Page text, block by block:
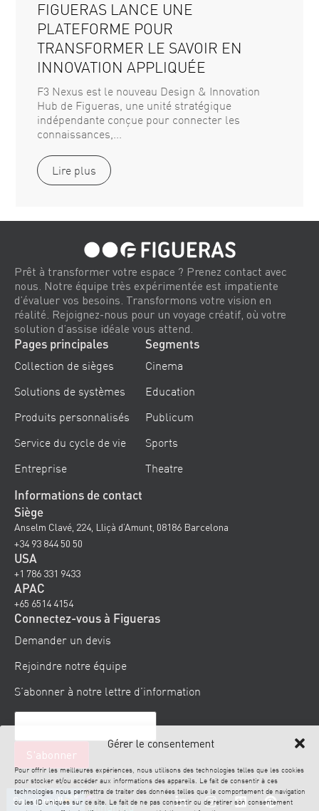
Gérer le consentement
Pour offrir les meilleures expériences, nous utilisons des technologies telles que les cookies
pour stocker et/ou accéder aux informations des appareils. Le fait de consentir à ces
technologies nous permettra de traiter des données telles que le comportement de navigation
ou les ID uniques sur ce site. Le fait de ne pas consentir ou de retirer son consentement
FIGUERAS LANCE UNE
PLATEFORME POUR
TRANSFORMER LE SAVOIR EN
INNOVATION APPLIQUÉE
F3 Nexus est le nouveau Design & Innovation
Hub de Figueras, une unité stratégique
indépendante conçue pour connecter les
connaissances,...
Lire plus
Prêt à transformer votre espace ? Prenez contact avec
nous. Notre équipe très expérimentée est impatiente
d’évaluer vos besoins. Transformons votre vision en
réalité. Rejoignez-nous pour un voyage créatif, où votre
solution d’assise idéale vous attend.
Pages principales
Collection de sièges
Solutions de systèmes
Produits personnalisés
Service du cycle de vie
Entreprise
Segments
Cinema
Education
Publicum
Sports
Theatre
Informations de contact
Siège
Anselm Clavé, 224, Lliçà d’Amunt, 08186 Barcelona
+34 93 844 50 50
USA
+1 786 331 9433
APAC
+65 6514 4154
Connectez-vous à Figueras
Demander un devis
Rejoindre notre équipe
S’abonner à notre lettre d’information